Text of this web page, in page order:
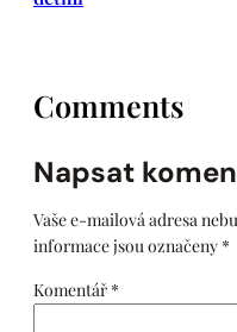
Comments
Napsat
Vaše e-mailová adresa
informace jsou označeny *
Komentář *